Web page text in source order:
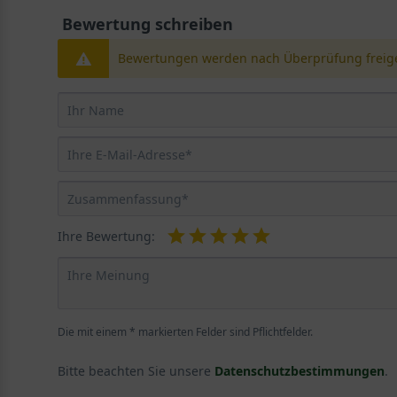
Bewertung schreiben
Bewertungen werden nach Überprüfung
Ihre Bewertung:
Die mit einem * markierten Felder sind Pflichtfelder.
Bitte beachten Sie unsere Datenschutzbestimmungen.